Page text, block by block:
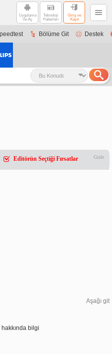
Uygulama
ile Aç
Teknoloji
Haberleri
Giriş ve
Kayıt
Bölüme Git Destek
Editörün Seçtiği Fırsatlar Gizle
Aşağı git
bilgi